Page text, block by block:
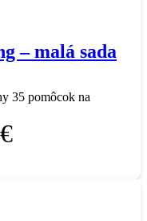
– malá sada
35 pomôcok na